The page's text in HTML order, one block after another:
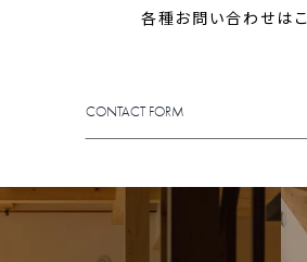
各種お問い合わせは
CONTACT FORM